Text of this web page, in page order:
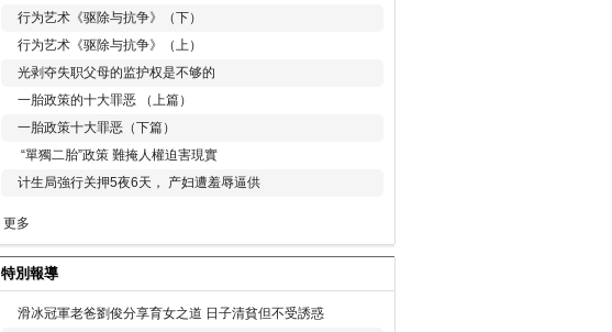
行为艺术《驱除与抗争》（下）
行为艺术《驱除与抗争》（上）
光剥夺失职父母的监护权是不够的
一胎政策的十大罪恶 （上篇）
一胎政策十大罪恶（下篇）
“單獨二胎”政策 難掩人權迫害現實
计生局強行关押5夜6天， 产妇遭羞辱逼供
更多
特別報導
滑冰冠軍老爸劉俊分享育女之道 日子清貧但不受誘惑